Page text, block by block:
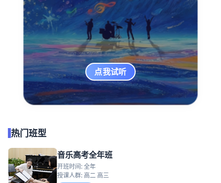
点我试听
热门班型
音乐高考全年班
开班时间: 全年
授课人群: 高二 高三